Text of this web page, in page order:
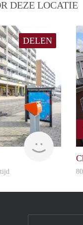
DEZE LOCATIE
DELEN
finder
tijd